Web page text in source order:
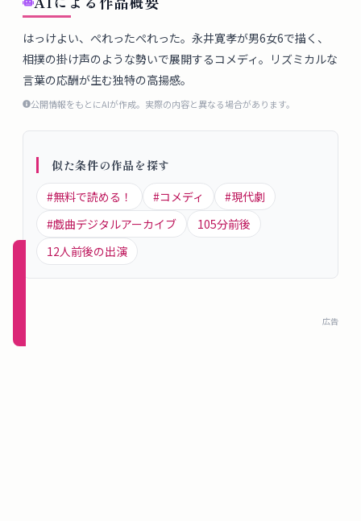
グ
概
要
グ
イ
新規
登録
はっけよい、ぺれったぺれった。永井寛孝が男6女6で描く、
相撲の掛け声のような勢いで展開するコメディ。リズミカルな
言葉の応酬が生む独特の高揚感。
公開情報をもとにAIが作成。実際の内容と異なる場合があります。
似た条件の作品を探す
#無料で読める！ #コメディ #現代劇
#戯曲デジタルアーカイブ 105分前後
12人前後の出演
広告